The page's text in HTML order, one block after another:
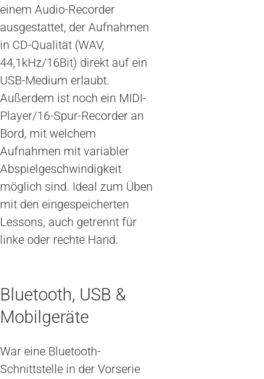
einem Audio-Recorder
ausgestattet, der Aufnahmen
in CD-Qualität (WAV,
44,1kHz/16Bit) direkt auf ein
USB-Medium erlaubt.
Außerdem ist noch ein MIDI-
Player/16-Spur-Recorder an
Bord, mit welchem
Aufnahmen mit variabler
Abspielgeschwindigkeit
möglich sind. Ideal zum Üben
mit den eingespeicherten
Lessons, auch getrennt für
linke oder rechte Hand.
Bluetooth, USB &
Mobilgeräte
War eine Bluetooth-
Schnittstelle in der Vorserie